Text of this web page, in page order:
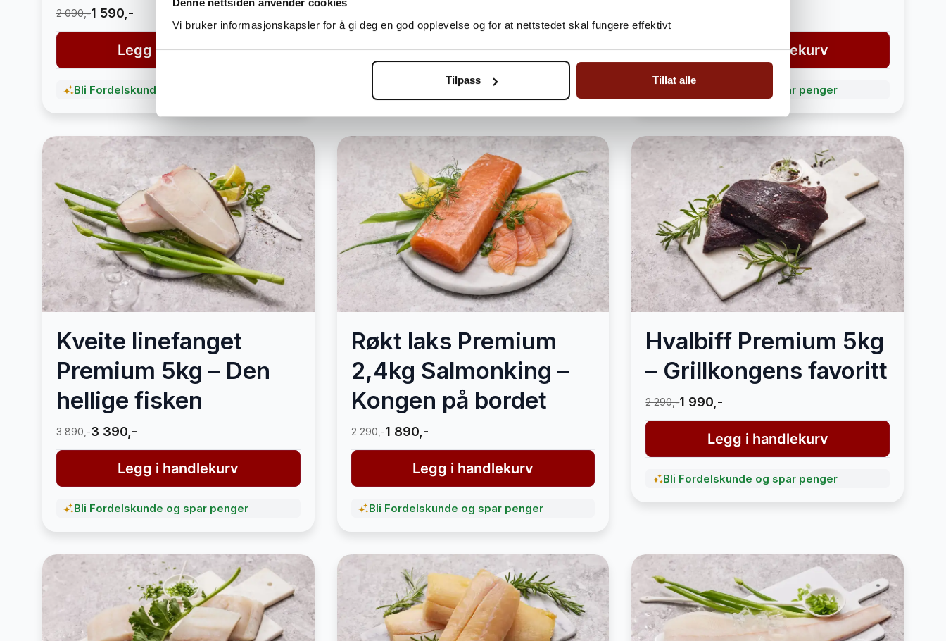
Denne nettsiden anvender cookies
Vi bruker informasjonskapsler for å gi deg en god opplevelse og for at nettstedet skal fungere effektivt
Tilpass Tillat alle
2 090,-1 590,-
Legg i handlekurv
Bli Fordelskunde og spar penger
Legg i handlekurv
Bli Fordelskunde og spar penger
Legg i handlekurv
Bli Fordelskunde og spar penger
Kveite linefanget
Premium 5kg – Den
hellige fisken
3 890,-3 390,-
Legg i handlekurv
Bli Fordelskunde og spar penger
Røkt laks Premium
2,4kg Salmonking –
Kongen på bordet
2 290,-1 890,-
Legg i handlekurv
Bli Fordelskunde og spar penger
Hvalbiff Premium 5kg
– Grillkongens favoritt
2 290,-1 990,-
Legg i handlekurv
Bli Fordelskunde og spar penger